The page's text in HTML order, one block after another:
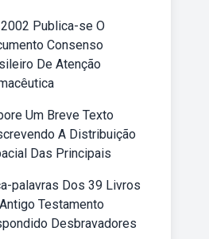
2002 Publica-se O
Consenso
De Atenção
Um Breve Texto
A Distribuição
Das Principais
palavras Dos 39 Livros
Testamento
Desbravadores